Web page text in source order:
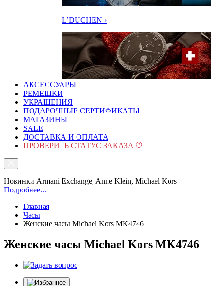
L’DUCHEN ›
АКСЕССУАРЫ
РЕМЕШКИ
УКРАШЕНИЯ
ПОДАРОЧНЫЕ СЕРТИФИКАТЫ
МАГАЗИНЫ
SALE
ДОСТАВКА И ОПЛАТА
ПРОВЕРИТЬ СТАТУС ЗАКАЗА
Новинки Armani Exchange, Anne Klein, Michael Kors
Подробнее...
Главная
Часы
Женские часы Michael Kors MK4746
Женские часы Michael Kors MK4746